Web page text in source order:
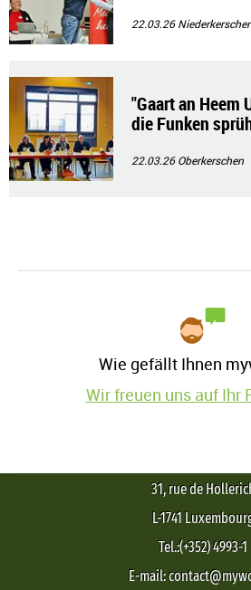
22.03.26
"Gaart an Heem
die Funken
22.03.26Oberkerschen
Wie gefällt Ihnen
Wir freuen uns auf Ihr
31, rue de
L-1741
Tel.:(+352) 4993-1
E-mail: